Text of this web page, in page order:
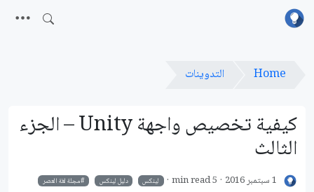
Home التدوينات
كيفية تخصيص واجهة Unity – الجزء
الثالث
1 سبتمبر 2016 5 min read لينكس دليل لينكس مجلة لغة العصر